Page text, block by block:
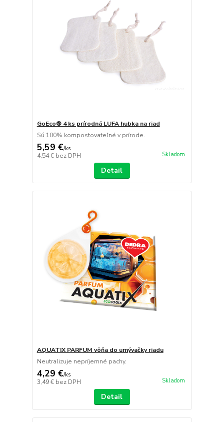
GoEco® 4 ks prírodná LUFA hubka na riad
Sú 100% kompostovateľné v prírode.
5,59 €/ks
4,54 € bez DPH Skladom
Detail
AQUATIX PARFUM vôňa do umývačky riadu
Neutralizuje nepríjemné pachy.
4,29 €/ks
3,49 € bez DPH Skladom
Detail